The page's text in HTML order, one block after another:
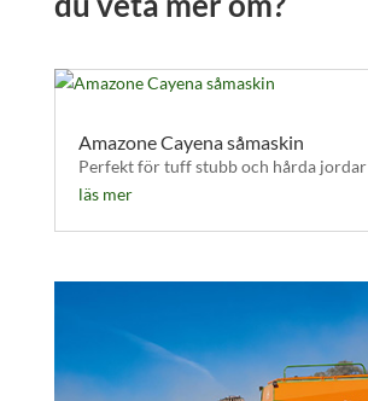
Amazone Cayena såmaskin
Perfekt för tuff stubb och hårda jordar
läs mer